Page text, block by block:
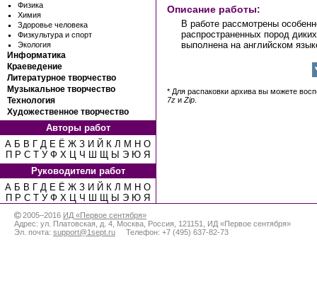
Физика
Химия
Здоровье человека
Физкультура и спорт
Экология
Информатика
Краеведение
Литературное творчество
Музыкальное творчество
Технология
Художественное творчество
Авторы работ
А Б В Г Д Е Ё Ж З И Й К Л М Н О
П Р С Т У Ф Х Ц Ч Ш Щ Ы Э Ю Я
Руководители работ
А Б В Г Д Е Ё Ж З И Й К Л М Н О
П Р С Т У Ф Х Ц Ч Ш Щ Ы Э Ю Я
Описание работы:
В работе рассмотрены
распространенных пород
выполнена на английском
* Для распаковки архива вы можете
7z иZip.
2005–2016 ИД «Первое сентября»
Адрес: ул. Платовская, д. 4 Москва Россия 121151
ИД «Первое сентября»
Эл. почта: support@1sept.ru Телефон: +7 (495) 637-82-73